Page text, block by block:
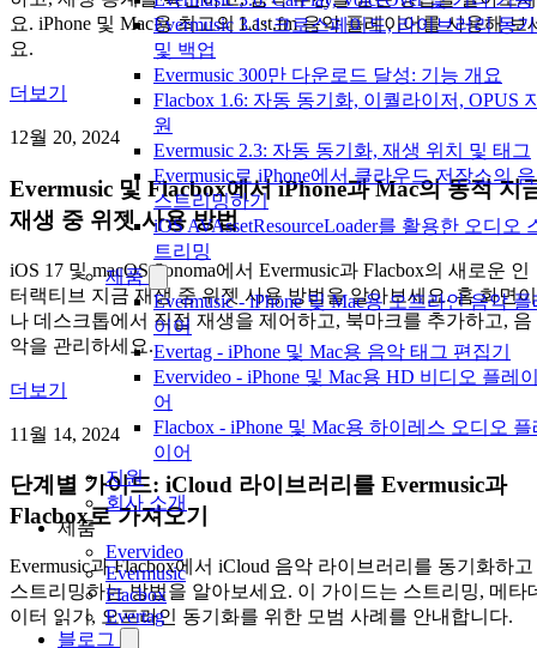
Evermusic 3.1: 크로스페이드, 라이브러리 동
및 백업
Evermusic 300만 다운로드 달성: 기능 개요
Flacbox 1.6: 자동 동기화, 이퀄라이저, OPUS
원
Evermusic 2.3: 자동 동기화, 재생 위치 및 태그
Evermusic로 iPhone에서 클라우드 저장소의
스트리밍하기
iOS AVAssetResourceLoader를 활용한 오디오
트리밍
제품
Evermusic - iPhone 및 Mac용 오프라인 음악 플
이어
Evertag - iPhone 및 Mac용 음악 태그 편집기
Evervideo - iPhone 및 Mac용 HD 비디오 플레
어
Flacbox - iPhone 및 Mac용 하이레스 오디오 플
이어
지원
회사 소개
제품
Evervideo
Evermusic
Flacbox
Evertag
블로그
요. iPhone 및 Mac용 최고의 Last.fm 음악 플레이어를 사용해 보
요.
더보기
12월 20, 2024
Evermusic 및 Flacbox에서 iPhone과 Mac의 동적 지
재생 중 위젯 사용 방법
iOS 17 및 macOS Sonoma에서 Evermusic과 Flacbox의 새로운 인
터랙티브 지금 재생 중 위젯 사용 방법을 알아보세요. 홈 화면이
나 데스크톱에서 직접 재생을 제어하고, 북마크를 추가하고, 음
악을 관리하세요.
더보기
11월 14, 2024
단계별 가이드: iCloud 라이브러리를 Evermusic과
Flacbox로 가져오기
Evermusic과 Flacbox에서 iCloud 음악 라이브러리를 동기화하고
스트리밍하는 방법을 알아보세요. 이 가이드는 스트리밍, 메타
이터 읽기, 오프라인 동기화를 위한 모범 사례를 안내합니다.